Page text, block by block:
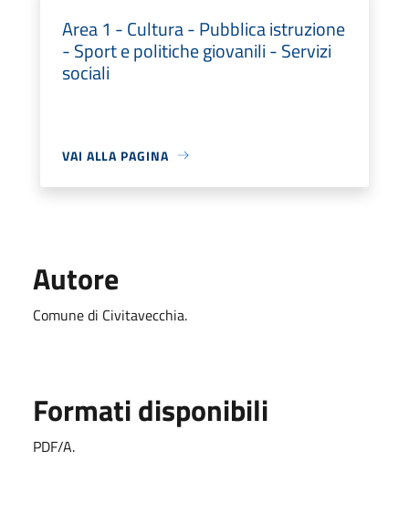
Area 1 - Cultura - Pubblica istruzione
- Sport e politiche giovanili - Servizi
sociali
VAI ALLA PAGINA
Autore
Comune di Civitavecchia.
Formati disponibili
PDF/A.